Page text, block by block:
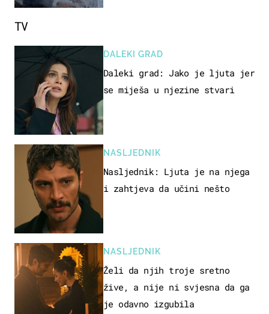
TV
DALEKI GRAD
Daleki grad: Jako je ljuta jer
se miješa u njezine stvari
NASLJEDNIK
Nasljednik: Ljuta je na njega
i zahtjeva da učini nešto
NASLJEDNIK
Želi da njih troje sretno
žive, a nije ni svjesna da ga
je odavno izgubila